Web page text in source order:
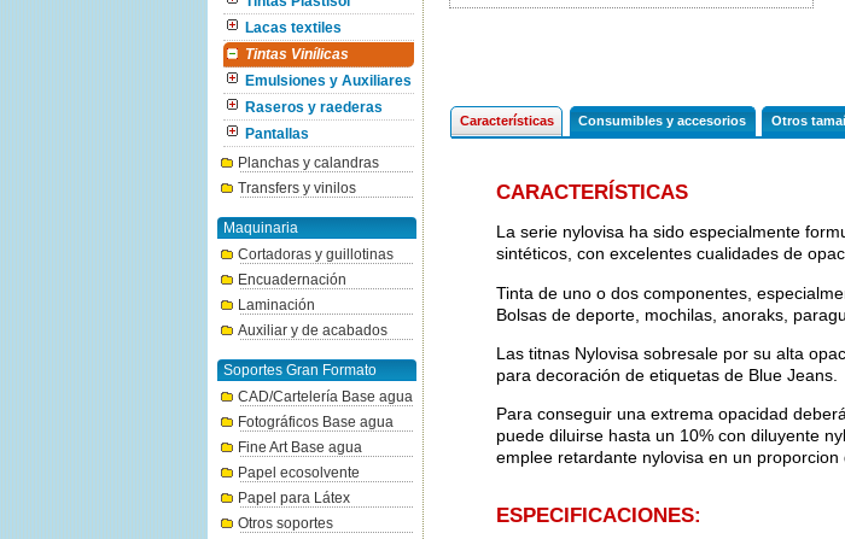
Lacas textiles
Tintas Vinílicas
Emulsiones y Auxiliares
Raseros y raederas
Pantallas
Planchas y calandras
Transfers y vinilos
Maquinaria
Cortadoras y guillotinas
Encuadernación
Laminación
Auxiliar y de acabados
Soportes Gran Formato
CAD/Cartelería Base agua
Fotográficos Base agua
Fine Art Base agua
Papel ecosolvente
Papel para Látex
Otros soportes
Características Consumibles y accesorios Otros
CARACTERÍSTICAS
La serie nylovisa ha sido especialmente
sintéticos, con excelentes cualidades de
Tinta de uno o dos componentes,
Bolsas de deporte, mochilas, anoraks,
Las titnas Nylovisa sobresale por su alta
para decoración de etiquetas de Blue Jeans.
Para conseguir una extrema opacidad
puede diluirse hasta un 10% con diluyente
emplee retardante nylovisa en un proporcion
ESPECIFICACIONES: